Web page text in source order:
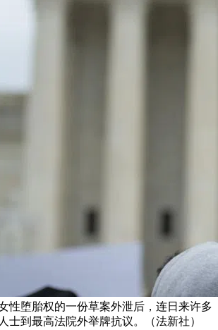
性堕胎权的一份草案外泄后，连日来许多
士到最高法院外举牌抗议。（法新社）